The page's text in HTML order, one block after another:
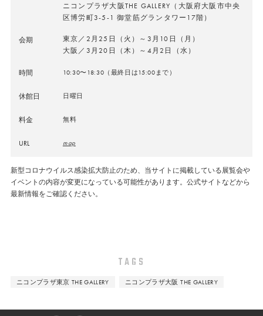
ニコンプラザ大阪THE GALLERY（大阪府大阪市中央
区博労町3-5-1 御堂筋グランタワー17階）
会期
東京／2月25日（火）～3月10日（月）
大阪／3月20日（木）～4月2日（水）
時間 10:30〜18:30（最終日は15:00まで）
休館日 日曜日
料金 無料
URL map
新型コロナウイルス感染拡大防止のため、当サイトに掲載している展覧会や
イベントの内容が変更になっている可能性があります。公式サイトなどから
最新情報をご確認ください。
TAGS
ニコンプラザ東京 THE GALLERY ニコンプラザ大阪 THE GALLERY